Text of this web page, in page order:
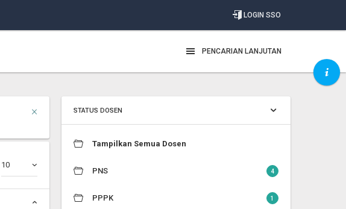
LOGIN SSO
PENCARIAN LANJUTAN
×
10
STATUS DOSEN
Tampilkan Semua Dosen
PNS 4
PPPK 1